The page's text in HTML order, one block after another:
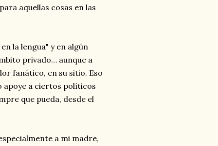
aquellas cosas en las
la lengua" y en algún
privado… aunque a
fanático, en su sitio. Eso
apoye a ciertos políticos
que pueda, desde el
a mi madre,